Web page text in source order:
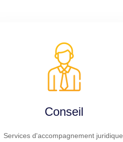
Conseil
Services d'accompagnement juridique,